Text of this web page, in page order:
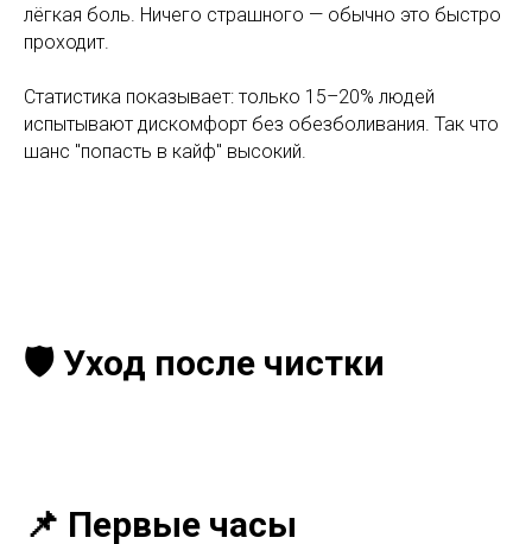
лёгкая боль. Ничего страшного — обычно это быстро
проходит.
Статистика показывает: только 15–20% людей
испытывают дискомфорт без обезболивания. Так что
шанс "попасть в кайф" высокий.
🛡️ Уход после чистки
📌 Первые часы